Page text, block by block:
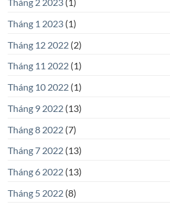
Tháng 2 2023(1)
Tháng 1 2023(1)
Tháng 12 2022(2)
Tháng 11 2022(1)
Tháng 10 2022(1)
Tháng 9 2022(13)
Tháng 8 2022(7)
Tháng 7 2022(13)
Tháng 6 2022(13)
Tháng 5 2022(8)